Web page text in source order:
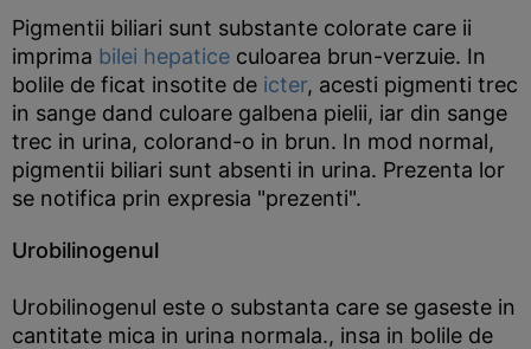
Pigmentii biliari sunt substante colorate care ii
imprima bilei hepatice culoarea brun-verzuie. In
bolile de ficat insotite de icter, acesti pigmenti trec
in sange dand culoare galbena pielii, iar din sange
trec in urina, colorand-o in brun. In mod normal,
pigmentii biliari sunt absenti in urina. Prezenta lor
se notifica prin expresia "prezenti".
Urobilinogenul
Urobilinogenul este o substanta care se gaseste in
cantitate mica in urina normala., insa in bolile de